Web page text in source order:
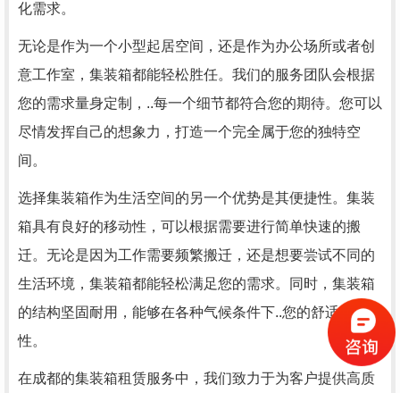
化需求。
无论是作为一个小型起居空间，还是作为办公场所或者创
意工作室，集装箱都能轻松胜任。我们的服务团队会根据
您的需求量身定制，..每一个细节都符合您的期待。您可以
尽情发挥自己的想象力，打造一个完全属于您的独特空
间。
选择集装箱作为生活空间的另一个优势是其便捷性。集装
箱具有良好的移动性，可以根据需要进行简单快速的搬
迁。无论是因为工作需要频繁搬迁，还是想要尝试不同的
生活环境，集装箱都能轻松满足您的需求。同时，集装箱
的结构坚固耐用，能够在各种气候条件下..您的舒适度和
性。
在成都的集装箱租赁服务中，我们致力于为客户提供高质